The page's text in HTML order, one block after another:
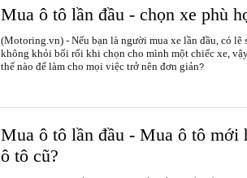
Mua ô tô lần đầu - chọn xe phù
(Motoring.vn) - Nếu bạn là người mua xe lần đầu, có lẽ
không khỏi bối rối khi chọn cho mình một chiếc xe,
thế nào để làm cho mọi việc trở nên đơn giản?
Mua ô tô lần đầu - Mua ô tô mới
ô tô cũ?